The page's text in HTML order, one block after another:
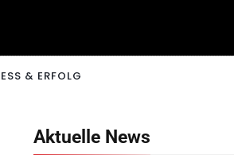
& ERFOLG
Aktuelle News